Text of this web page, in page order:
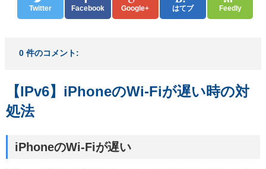
Twitter Facebook Google+ はてブ Feedly
0 件のコメント:
【IPv6】iPhoneのWi-Fiが遅い時の対
処法
iPhoneのWi-Fiが遅い